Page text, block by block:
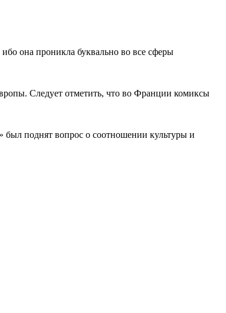
она проникла буквально во все сферы
Следует отметить, что во Франции комиксы
поднят вопрос о соотношении культуры и